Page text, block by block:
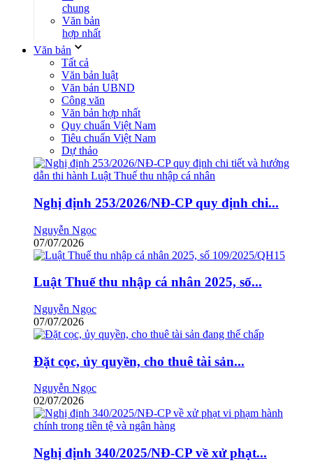
chung
Văn bản
hợp nhất
Văn bản
Tất cả
Văn bản luật
Văn bản UBND
Công văn
Văn bản hợp nhất
Quy chuẩn Việt Nam
Tiêu chuẩn Việt Nam
Dự thảo
Nghị định 253/2026/NĐ-CP quy định chi...
Nguyễn Ngọc
07/07/2026
Luật Thuế thu nhập cá nhân 2025, số...
Nguyễn Ngọc
07/07/2026
Đặt cọc, ủy quyền, cho thuê tài sản...
Nguyễn Ngọc
02/07/2026
Nghị định 340/2025/NĐ-CP về xử phạt...